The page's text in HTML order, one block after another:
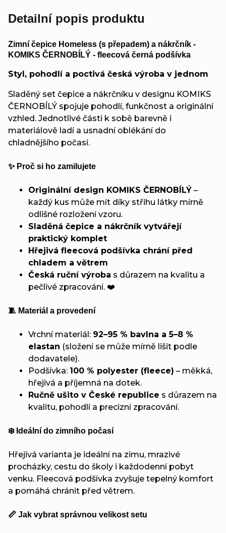
Detailní popis produktu
Zimní čepice Homeless (s přepadem) a nákrčník -
KOMIKS ČERNOBÍLÝ - fleecová černá podšívka
Styl, pohodlí a poctivá česká výroba v jednom
Sladěný set čepice a nákrčníku v designu KOMIKS
ČERNOBÍLÝ spojuje pohodlí, funkčnost a originální
vzhled. Jednotlivé části k sobě barevně i
materiálově ladí a usnadní oblékání do
chladnějšího počasí.
✨ Proč si ho zamilujete
Originální design KOMIKS ČERNOBÍLÝ –
každý kus může mít díky střihu látky mírně
odlišné rozložení vzoru.
Sladěná čepice a nákrčník vytvářejí
praktický komplet
Hřejivá fleecová podšívka chrání před
chladem a větrem
Česká ruční výroba s důrazem na kvalitu a
pečlivé zpracování. ❤️
🧵 Materiál a provedení
Vrchní materiál: 92–95 % bavlna a 5–8 %
elastan (složení se může mírně lišit podle
dodavatele).
Podšívka: 100 % polyester (fleece) – měkká,
hřejivá a příjemná na dotek.
Ručně ušito v České republice s důrazem na
kvalitu, pohodlí a precizní zpracování.
❄️ Ideální do zimního počasí
Hřejivá varianta je ideální na zimu, mrazivé
procházky, cestu do školy i každodenní pobyt
venku. Fleecová podšívka zvyšuje tepelný komfort
a pomáhá chránit před větrem.
📏 Jak vybrat správnou velikost setu